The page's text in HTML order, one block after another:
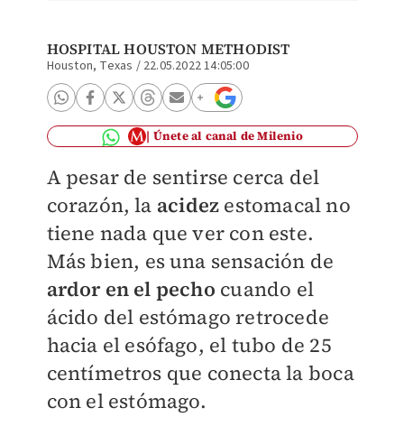
HOSPITAL HOUSTON METHODIST
Houston, Texas / 22.05.2022 14:05:00
Únete al canal de Milenio
A pesar de sentirse cerca del
corazón, la acidez estomacal no
tiene nada que ver con este.
Más bien, es una sensación de
ardor en el pecho cuando el
ácido del estómago retrocede
hacia el esófago, el tubo de 25
centímetros que conecta la boca
con el estómago.